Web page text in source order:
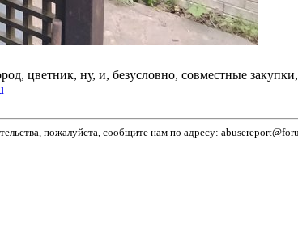
цветник, ну, и, безусловно, совместные
пожалуйста, сообщите нам по адресу: